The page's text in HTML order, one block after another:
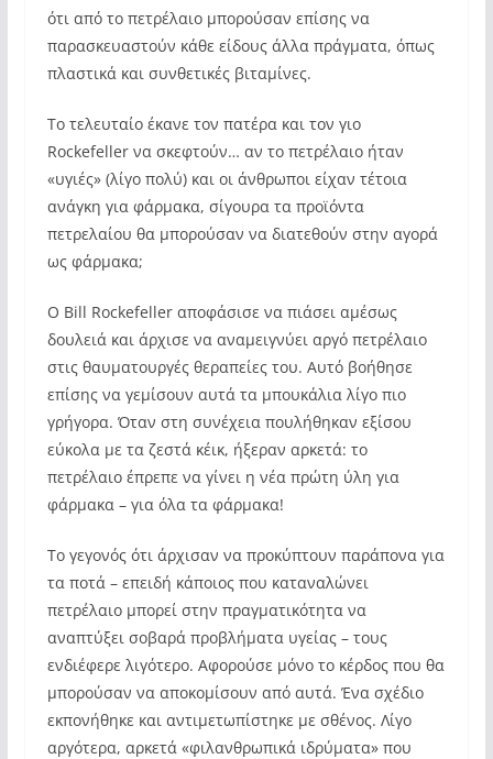
ότι από το πετρέλαιο μπορούσαν επίσης να
παρασκευαστούν κάθε είδους άλλα πράγματα, όπως
πλαστικά και συνθετικές βιταμίνες.
Το τελευταίο έκανε τον πατέρα και τον γιο
Rockefeller να σκεφτούν… αν το πετρέλαιο ήταν
«υγιές» (λίγο πολύ) και οι άνθρωποι είχαν τέτοια
ανάγκη για φάρμακα, σίγουρα τα προϊόντα
πετρελαίου θα μπορούσαν να διατεθούν στην αγορά
ως φάρμακα;
Ο Bill Rockefeller αποφάσισε να πιάσει αμέσως
δουλειά και άρχισε να αναμειγνύει αργό πετρέλαιο
στις θαυματουργές θεραπείες του. Αυτό βοήθησε
επίσης να γεμίσουν αυτά τα μπουκάλια λίγο πιο
γρήγορα. Όταν στη συνέχεια πουλήθηκαν εξίσου
εύκολα με τα ζεστά κέικ, ήξεραν αρκετά: το
πετρέλαιο έπρεπε να γίνει η νέα πρώτη ύλη για
φάρμακα – για όλα τα φάρμακα!
Το γεγονός ότι άρχισαν να προκύπτουν παράπονα για
τα ποτά – επειδή κάποιος που καταναλώνει
πετρέλαιο μπορεί στην πραγματικότητα να
αναπτύξει σοβαρά προβλήματα υγείας – τους
ενδιέφερε λιγότερο. Αφορούσε μόνο το κέρδος που θα
μπορούσαν να αποκομίσουν από αυτά. Ένα σχέδιο
εκπονήθηκε και αντιμετωπίστηκε με σθένος. Λίγο
αργότερα, αρκετά «φιλανθρωπικά ιδρύματα» που